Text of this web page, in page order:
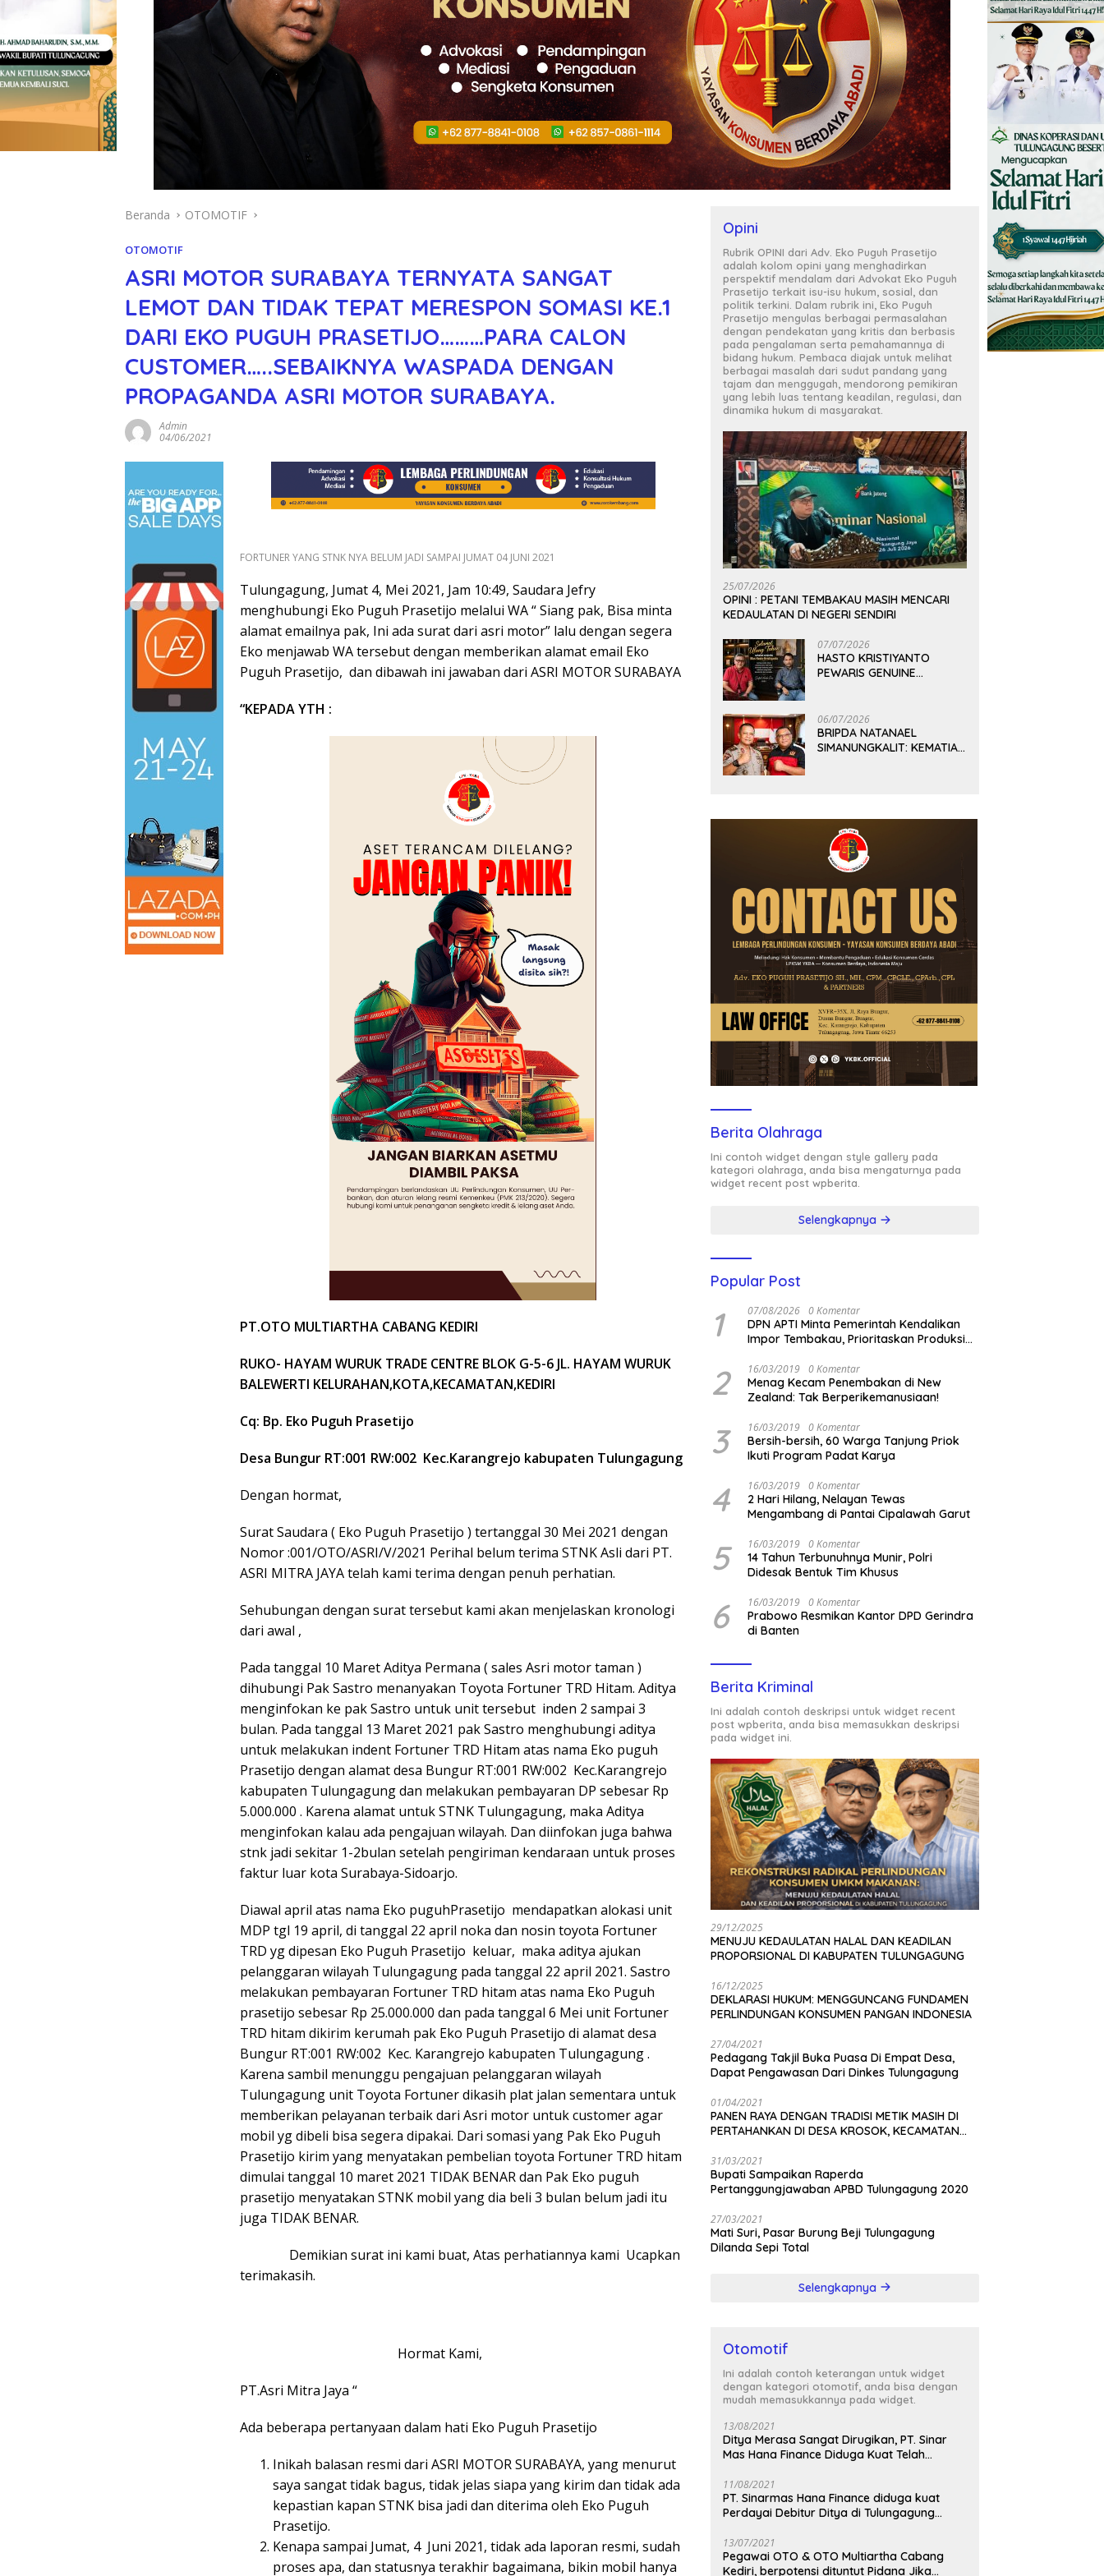
Beranda OTOMOTIF
OTOMOTIF
ASRI MOTOR SURABAYA TERNYATA SANGAT
LEMOT DAN TIDAK TEPAT MERESPON SOMASI KE.1
DARI EKO PUGUH PRASETIJO………PARA CALON
CUSTOMER…..SEBAIKNYA WASPADA DENGAN
PROPAGANDA ASRI MOTOR SURABAYA.
Admin
04/06/2021
FORTUNER YANG STNK NYA BELUM JADI SAMPAI JUMAT 04 JUNI 2021
Tulungagung, Jumat 4, Mei 2021, Jam 10:49, Saudara Jefry
menghubungi Eko Puguh Prasetijo melalui WA “ Siang pak, Bisa minta
alamat emailnya pak, Ini ada surat dari asri motor” lalu dengan segera
Eko menjawab WA tersebut dengan memberikan alamat email Eko
Puguh Prasetijo, dan dibawah ini jawaban dari ASRI MOTOR SURABAYA
“KEPADA YTH :
PT.OTO MULTIARTHA CABANG KEDIRI
RUKO- HAYAM WURUK TRADE CENTRE BLOK G-5-6 JL. HAYAM WURUK
BALEWERTI KELURAHAN,KOTA,KECAMATAN,KEDIRI
Cq: Bp. Eko Puguh Prasetijo
Desa Bungur RT:001 RW:002 Kec.Karangrejo kabupaten Tulungagung
Dengan hormat,
Surat Saudara ( Eko Puguh Prasetijo ) tertanggal 30 Mei 2021 dengan
Nomor :001/OTO/ASRI/V/2021 Perihal belum terima STNK Asli dari PT.
ASRI MITRA JAYA telah kami terima dengan penuh perhatian.
Sehubungan dengan surat tersebut kami akan menjelaskan kronologi
dari awal ,
Pada tanggal 10 Maret Aditya Permana ( sales Asri motor taman )
dihubungi Pak Sastro menanyakan Toyota Fortuner TRD Hitam. Aditya
menginfokan ke pak Sastro untuk unit tersebut inden 2 sampai 3
bulan. Pada tanggal 13 Maret 2021 pak Sastro menghubungi aditya
untuk melakukan indent Fortuner TRD Hitam atas nama Eko puguh
Prasetijo dengan alamat desa Bungur RT:001 RW:002 Kec.Karangrejo
kabupaten Tulungagung dan melakukan pembayaran DP sebesar Rp
5.000.000 . Karena alamat untuk STNK Tulungagung, maka Aditya
menginfokan kalau ada pengajuan wilayah. Dan diinfokan juga bahwa
stnk jadi sekitar 1-2bulan setelah pengiriman kendaraan untuk proses
faktur luar kota Surabaya-Sidoarjo.
Diawal april atas nama Eko puguhPrasetijo mendapatkan alokasi unit
MDP tgl 19 april, di tanggal 22 april noka dan nosin toyota Fortuner
TRD yg dipesan Eko Puguh Prasetijo keluar, maka aditya ajukan
pelanggaran wilayah Tulungagung pada tanggal 22 april 2021. Sastro
melakukan pembayaran Fortuner TRD hitam atas nama Eko Puguh
prasetijo sebesar Rp 25.000.000 dan pada tanggal 6 Mei unit Fortuner
TRD hitam dikirim kerumah pak Eko Puguh Prasetijo di alamat desa
Bungur RT:001 RW:002 Kec. Karangrejo kabupaten Tulungagung .
Karena sambil menunggu pengajuan pelanggaran wilayah
Tulungagung unit Toyota Fortuner dikasih plat jalan sementara untuk
memberikan pelayanan terbaik dari Asri motor untuk customer agar
mobil yg dibeli bisa segera dipakai. Dari somasi yang Pak Eko Puguh
Prasetijo kirim yang menyatakan pembelian toyota Fortuner TRD hitam
dimulai tanggal 10 maret 2021 TIDAK BENAR dan Pak Eko puguh
prasetijo menyatakan STNK mobil yang dia beli 3 bulan belum jadi itu
juga TIDAK BENAR.
Demikian surat ini kami buat, Atas perhatiannya kami Ucapkan
terimakasih.
Hormat Kami,
PT.Asri Mitra Jaya “
Ada beberapa pertanyaan dalam hati Eko Puguh Prasetijo
Inikah balasan resmi dari ASRI MOTOR SURABAYA, yang menurut
saya sangat tidak bagus, tidak jelas siapa yang kirim dan tidak ada
kepastian kapan STNK bisa jadi dan diterima oleh Eko Puguh
Prasetijo.
Kenapa sampai Jumat, 4 Juni 2021, tidak ada laporan resmi, sudah
proses apa, dan statusnya terakhir bagaimana, bikin mobil hanya
Opini
Rubrik OPINI dari Adv. Eko Puguh Prasetijo
adalah kolom opini yang menghadirkan
perspektif mendalam dari Advokat Eko Puguh
Prasetijo terkait isu-isu hukum, sosial, dan
politik terkini. Dalam rubrik ini, Eko Puguh
Prasetijo mengulas berbagai permasalahan
dengan pendekatan yang kritis dan berbasis
pada pengalaman serta pemahamannya di
bidang hukum. Pembaca diajak untuk melihat
berbagai masalah dari sudut pandang yang
tajam dan menggugah, mendorong pemikiran
yang lebih luas tentang keadilan, regulasi, dan
dinamika hukum di masyarakat.
25/07/2026
OPINI : PETANI TEMBAKAU MASIH MENCARI
KEDAULATAN DI NEGERI SENDIRI
07/07/2026
HASTO KRISTIYANTO
PEWARIS GENUINE
06/07/2026
BRIPDA NATANAEL
SIMANUNGKALIT: KEMATIAN
Berita Olahraga
Ini contoh widget dengan style gallery pada
kategori olahraga, anda bisa mengaturnya pada
widget recent post wpberita.
Selengkapnya
Popular Post
1 07/08/2026 0 Komentar
DPN APTI Minta Pemerintah Kendalikan
Impor Tembakau, Prioritaskan Produksi
2 16/03/2019 0 Komentar
Menag Kecam Penembakan di New
Zealand: Tak Berperikemanusiaan!
3 16/03/2019 0 Komentar
Bersih-bersih, 60 Warga Tanjung Priok
Ikuti Program Padat Karya
4 16/03/2019 0 Komentar
2 Hari Hilang, Nelayan Tewas
Mengambang di Pantai Cipalawah Garut
5 16/03/2019 0 Komentar
14 Tahun Terbunuhnya Munir, Polri
Didesak Bentuk Tim Khusus
6 16/03/2019 0 Komentar
Prabowo Resmikan Kantor DPD Gerindra
di Banten
Berita Kriminal
Ini adalah contoh deskripsi untuk widget recent
post wpberita, anda bisa memasukkan deskripsi
pada widget ini.
29/12/2025
MENUJU KEDAULATAN HALAL DAN KEADILAN
PROPORSIONAL DI KABUPATEN TULUNGAGUNG
16/12/2025
DEKLARASI HUKUM: MENGGUNCANG FUNDAMEN
PERLINDUNGAN KONSUMEN PANGAN INDONESIA
27/04/2021
Pedagang Takjil Buka Puasa Di Empat Desa,
Dapat Pengawasan Dari Dinkes Tulungagung
01/04/2021
PANEN RAYA DENGAN TRADISI METIK MASIH DI
PERTAHANKAN DI DESA KROSOK, KECAMATAN
31/03/2021
Bupati Sampaikan Raperda
Pertanggungjawaban APBD Tulungagung 2020
27/03/2021
Mati Suri, Pasar Burung Beji Tulungagung
Dilanda Sepi Total
Selengkapnya
Otomotif
Ini adalah contoh keterangan untuk widget
dengan kategori otomotif, anda bisa dengan
mudah memasukkannya pada widget.
13/08/2021
Ditya Merasa Sangat Dirugikan, PT. Sinar
Mas Hana Finance Diduga Kuat Telah
11/08/2021
PT. Sinarmas Hana Finance diduga kuat
Perdayai Debitur Ditya di Tulungagung
13/07/2021
Pegawai OTO & OTO Multiartha Cabang
Kediri, berpotensi dituntut Pidana Jika